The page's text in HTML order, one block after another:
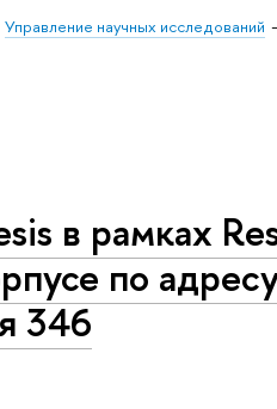
Управление научных исследований
в рамках
по
346